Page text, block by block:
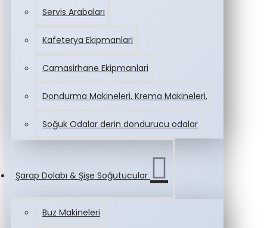
Servis Arabaları
Kafeterya Ekipmanlari
Camasirhane Ekipmanlari
Dondurma Makineleri, Krema Makineleri,
Soğuk Odalar derin dondurucu odalar
Şarap Dolabı & Şişe Soğutucular
Buz Makineleri